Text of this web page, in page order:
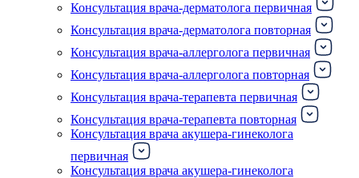
Консультация врача-дерматолога первичная
Консультация врача-дерматолога повторная
Консультация врача-аллерголога первичная
Консультация врача-аллерголога повторная
Консультация врача-терапевта первичная
Консультация врача-терапевта повторная
Консультация врача акушера-гинеколога
первичная
Консультация врача акушера-гинеколога